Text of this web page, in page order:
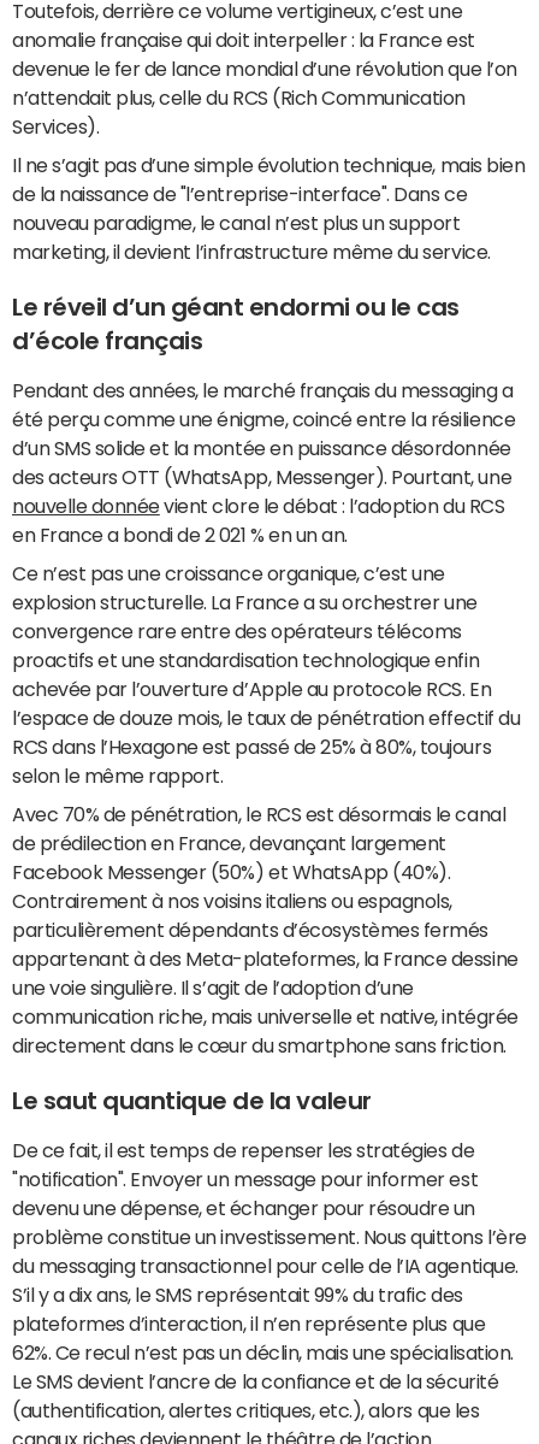
Toutefois, derrière ce volume vertigineux, c’est une
anomalie française qui doit interpeller : la France est
devenue le fer de lance mondial d’une révolution que l’on
n’attendait plus, celle du RCS (Rich Communication
Services).
Il ne s’agit pas d’une simple évolution technique, mais bien
de la naissance de "l’entreprise-interface". Dans ce
nouveau paradigme, le canal n’est plus un support
marketing, il devient l’infrastructure même du service.
Le réveil d’un géant endormi ou le cas
d’école français
Pendant des années, le marché français du messaging a
été perçu comme une énigme, coincé entre la résilience
d’un SMS solide et la montée en puissance désordonnée
des acteurs OTT (WhatsApp, Messenger). Pourtant, une
nouvelle donnéevient clore le débat : l’adoption du RCS
en France a bondi de 2 021 % en un an.
Ce n’est pas une croissance organique, c’est une
explosion structurelle. La France a su orchestrer une
convergence rare entre des opérateurs télécoms
proactifs et une standardisation technologique enfin
achevée par l’ouverture d’Apple au protocole RCS. En
l’espace de douze mois, le taux de pénétration effectif du
RCS dans l’Hexagone est passé de 25% à 80%, toujours
selon le même rapport.
Avec 70% de pénétration, le RCS est désormais le canal
de prédilection en France, devançant largement
Facebook Messenger (50%) et WhatsApp (40%).
Contrairement à nos voisins italiens ou espagnols,
particulièrement dépendants d’écosystèmes fermés
appartenant à des Meta-plateformes, la France dessine
une voie singulière. Il s’agit de l’adoption d’une
communication riche, mais universelle et native, intégrée
directement dans le cœur du smartphone sans friction.
Le saut quantique de la valeur
De ce fait, il est temps de repenser les stratégies de
"notification". Envoyer un message pour informer est
devenu une dépense, et échanger pour résoudre un
problème constitue un investissement. Nous quittons l’ère
du messaging transactionnel pour celle de l’IA agentique.
S’il y a dix ans, le SMS représentait 99% du trafic des
plateformes d’interaction, il n’en représente plus que
62%. Ce recul n’est pas un déclin, mais une spécialisation.
Le SMS devient l’ancre de la confiance et de la sécurité
(authentification, alertes critiques, etc.), alors que les
canaux riches deviennent le théâtre de l’action.